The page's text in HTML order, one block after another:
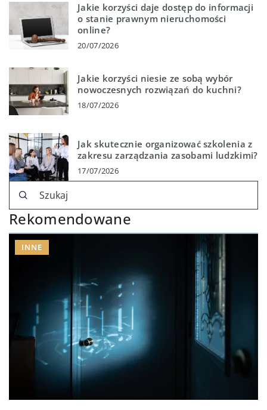
Jakie korzyści daje dostęp do informacji
o stanie prawnym nieruchomości
online?
20/07/2026
Jakie korzyści niesie ze sobą wybór
nowoczesnych rozwiązań do kuchni?
18/07/2026
Jak skutecznie organizować szkolenia z
zakresu zarządzania zasobami ludzkimi?
17/07/2026
Rekomendowane
INNE